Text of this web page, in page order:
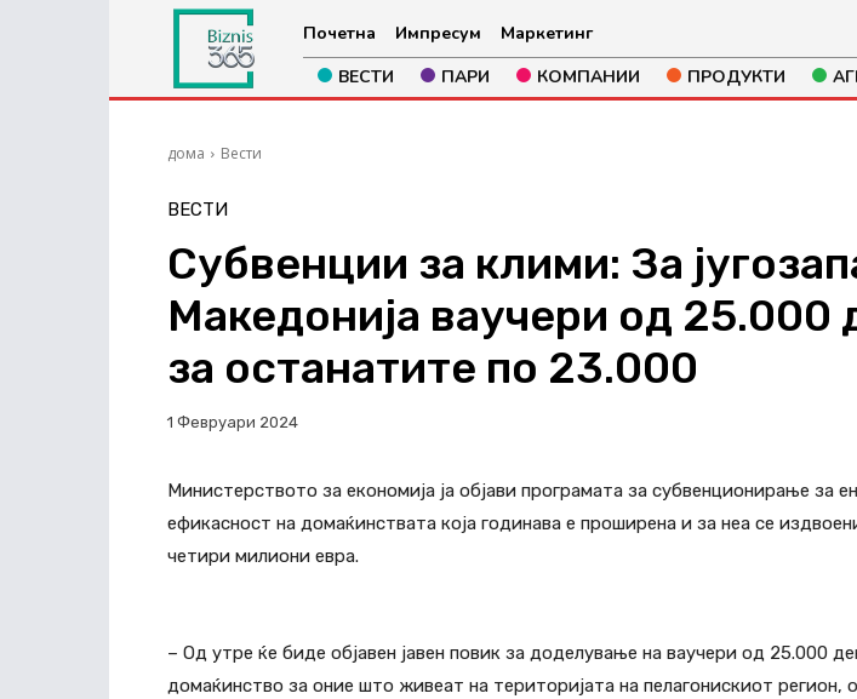
Почетна Импресум
Маркетинг
ВЕСТИ
ПАРИ КОМПАНИИ ПРОДУКТИ
дома Вести
ВЕСТИ
Субвенции за клими: За
Македонија ваучери од 25.000
за останатите по 23.000
1 Февруари 2024
Министерството за економија ја објави програмата за субвенционирање за
ефикасност на домаќинствата која годинава е проширена и за неа се
четири милиони евра.
– Од утре ќе биде објавен јавен повик за доделување на ваучери од 25.000
домаќинство за оние што живеат на територијата на пелагонискиот регион,